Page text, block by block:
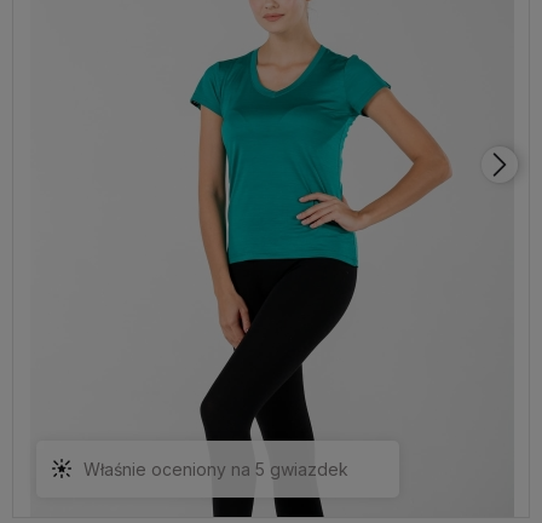
Właśnie oceniony na 5 gwiazdek